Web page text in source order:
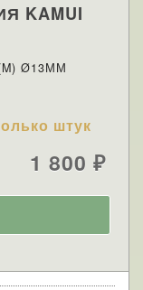
KAMUI
Ø13ММ
штук
1 800 ₽